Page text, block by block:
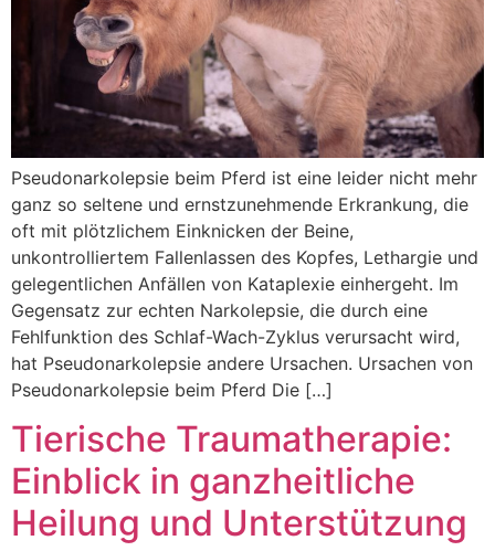
Pseudonarkolepsie beim Pferd ist eine leider nicht mehr
ganz so seltene und ernstzunehmende Erkrankung, die
oft mit plötzlichem Einknicken der Beine,
unkontrolliertem Fallenlassen des Kopfes, Lethargie und
gelegentlichen Anfällen von Kataplexie einhergeht. Im
Gegensatz zur echten Narkolepsie, die durch eine
Fehlfunktion des Schlaf-Wach-Zyklus verursacht wird,
hat Pseudonarkolepsie andere Ursachen. Ursachen von
Pseudonarkolepsie beim Pferd Die […]
Tierische Traumatherapie:
Einblick in ganzheitliche
Heilung und Unterstützung